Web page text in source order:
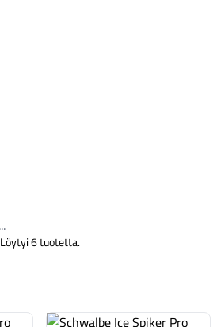
Löytyi 6 tuotetta.